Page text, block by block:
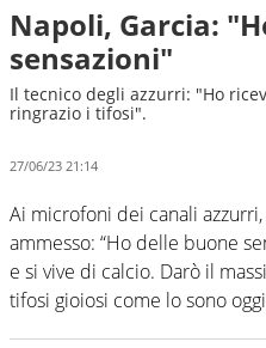
Napoli, Garcia:
sensazioni"
Il tecnico degli azzurri: "Ho
ringrazio i tifosi".
27/06/23 21:14
Ai microfoni dei canali
ammesso: “Ho delle buone
e si vive di calcio. Darò il
tifosi gioiosi come lo sono